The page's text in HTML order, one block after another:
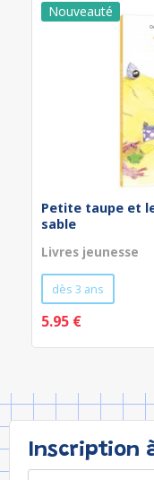
Petite taupe et
sable
Livres jeunesse
dès 3 ans
5.95 €
Inscription